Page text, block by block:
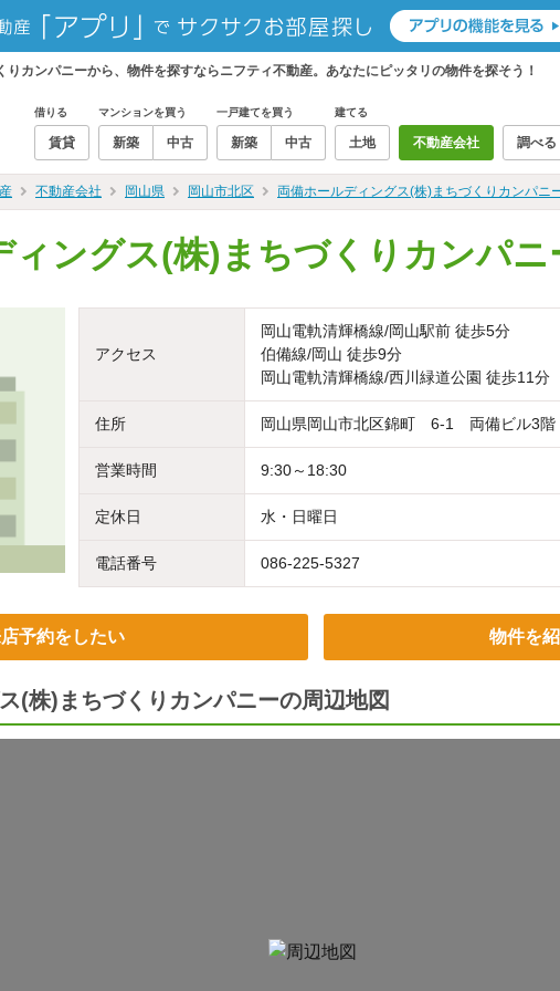
カンパニーから、物件を探すならニフティ不動産。あなたにピッタリの物件を探そう！
借りる
賃貸
マンションを買う
新築 中古
一戸建てを買う
新築 中古
建てる
土地 不動産会社 調べる
不動産会社 岡山県 岡山市北区 両備ホールディングス(株)まちづくりカンパニ
ィングス(株)まちづくりカンパニ
アクセス
岡山電軌清輝橋線/岡山駅前 徒歩5分
伯備線/岡山 徒歩9分
岡山電軌清輝橋線/西川緑道公園 徒歩11分
住所 岡山県岡山市北区錦町 6-1 両備ビル3階
営業時間 9:30～18:30
定休日 水・日曜日
電話番号 086-225-5327
予約をしたい 物件を
(株)まちづくりカンパニーの周辺地図